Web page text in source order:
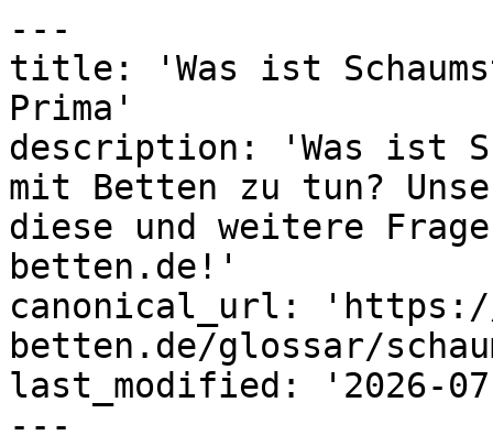
---
title: 'Was ist
Prima'
description: 'Was ist
mit Betten zu tun?
diese und weitere
betten.de!'
canonical_url: 'https://
betten.de/glossar/
last_modified: '2026-
---